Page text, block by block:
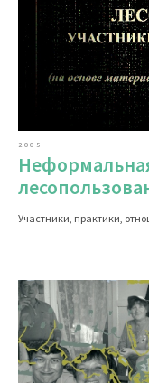
2005
Участники, практики,